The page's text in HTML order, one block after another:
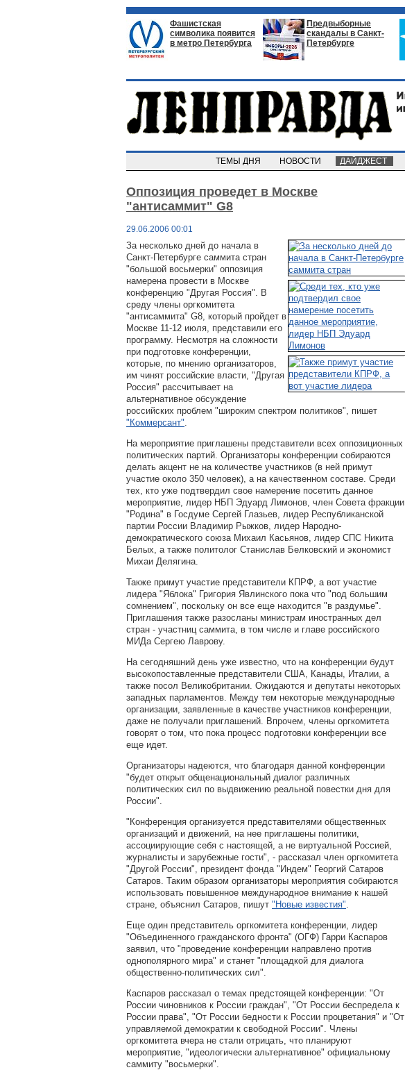
Фашистская
символика появится
в метро Петербурга
Предвыборные
скандалы в Санкт-
Петербурге
ТЕМЫ ДНЯ НОВОСТИ ДАЙДЖЕСТ
Оппозиция проведет в Москве
"антисаммит" G8
29.06.2006 00:01
За несколько дней до начала в
Санкт-Петербурге саммита стран
"большой восьмерки" оппозиция
намерена провести в Москве
конференцию "Другая Россия". В
среду члены оргкомитета
"антисаммита" G8, который пройдет в
Москве 11-12 июля, представили его
программу. Несмотря на сложности
при подготовке конференции,
которые, по мнению организаторов,
им чинят российские власти, "Другая
Россия" рассчитывает на
альтернативное обсуждение
российских проблем "широким спектром политиков", пишет
"Коммерсант".
На мероприятие приглашены представители всех оппозиционных
политических партий. Организаторы конференции собираются
делать акцент не на количестве участников (в ней примут
участие около 350 человек), а на качественном составе. Среди
тех, кто уже подтвердил свое намерение посетить данное
мероприятие, лидер НБП Эдуард Лимонов, член Совета фракции
"Родина" в Госдуме Сергей Глазьев, лидер Республиканской
партии России Владимир Рыжков, лидер Народно-
демократического союза Михаил Касьянов, лидер СПС Никита
Белых, а также политолог Станислав Белковский и экономист
Михаи Делягина.
Также примут участие представители КПРФ, а вот участие
лидера "Яблока" Григория Явлинского пока что "под большим
сомнением", поскольку он все еще находится "в раздумье".
Приглашения также разосланы министрам иностранных дел
стран - участниц саммита, в том числе и главе российского
МИДа Сергею Лаврову.
На сегодняшний день уже известно, что на конференции будут
высокопоставленные представители США, Канады, Италии, а
также посол Великобритании. Ожидаются и депутаты некоторых
западных парламентов. Между тем некоторые международные
организации, заявленные в качестве участников конференции,
даже не получали приглашений. Впрочем, члены оргкомитета
говорят о том, что пока процесс подготовки конференции все
еще идет.
Организаторы надеются, что благодаря данной конференции
"будет открыт общенациональный диалог различных
политических сил по выдвижению реальной повестки дня для
России".
"Конференция организуется представителями общественных
организаций и движений, на нее приглашены политики,
ассоциирующие себя с настоящей, а не виртуальной Россией,
журналисты и зарубежные гости", - рассказал член оргкомитета
"Другой России", президент фонда "Индем" Георгий Сатаров
Сатаров. Таким образом организаторы мероприятия собираются
использовать повышенное международное внимание к нашей
стране, объяснил Сатаров, пишут "Новые известия".
Еще один представитель оргкомитета конференции, лидер
"Объединенного гражданского фронта" (ОГФ) Гарри Каспаров
заявил, что "проведение конференции направлено против
однополярного мира" и станет "площадкой для диалога
общественно-политических сил".
Каспаров рассказал о темах предстоящей конференции: "От
России чиновников к России граждан", "От России беспредела к
России права", "От России бедности к России процветания" и "От
управляемой демократии к свободной России". Члены
оргкомитета вчера не стали отрицать, что планируют
мероприятие, "идеологически альтернативное" официальному
саммиту "восьмерки".